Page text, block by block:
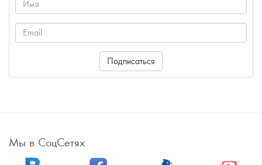
Подписаться
Мы в СоцСетях